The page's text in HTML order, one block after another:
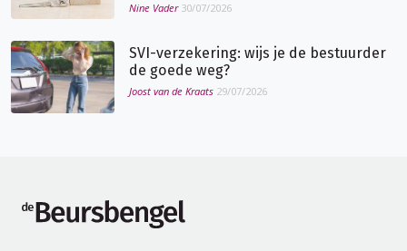
Nine Vader 30/07/2026
SVI-verzekering: wijs je de bestuurder
de goede weg?
Joost van de Kraats 29/07/2026